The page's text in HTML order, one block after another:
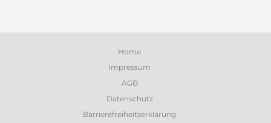
Home
Impressum
AGB
Datenschutz
Barrierefreiheitserklärung